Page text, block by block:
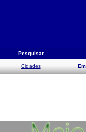
Pesquisar
Cidades